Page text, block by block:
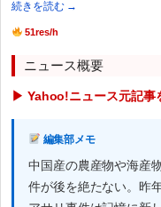
続きを読む →
51res/h
ニュース概要
▶ Yahoo!ニュース元記事
編集部メモ
中国産の農産物や海産
件が後を絶たない。昨